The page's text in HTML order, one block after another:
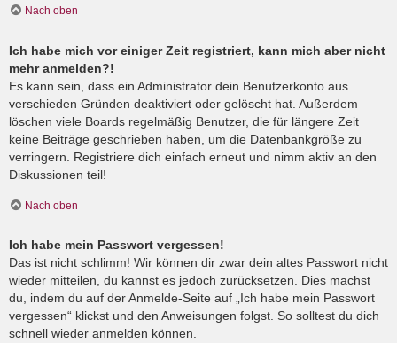
Nach oben
Ich habe mich vor einiger Zeit registriert, kann mich aber nicht
mehr anmelden?!
Es kann sein, dass ein Administrator dein Benutzerkonto aus
verschieden Gründen deaktiviert oder gelöscht hat. Außerdem
löschen viele Boards regelmäßig Benutzer, die für längere Zeit
keine Beiträge geschrieben haben, um die Datenbankgröße zu
verringern. Registriere dich einfach erneut und nimm aktiv an den
Diskussionen teil!
Nach oben
Ich habe mein Passwort vergessen!
Das ist nicht schlimm! Wir können dir zwar dein altes Passwort nicht
wieder mitteilen, du kannst es jedoch zurücksetzen. Dies machst
du, indem du auf der Anmelde-Seite auf „Ich habe mein Passwort
vergessen“ klickst und den Anweisungen folgst. So solltest du dich
schnell wieder anmelden können.